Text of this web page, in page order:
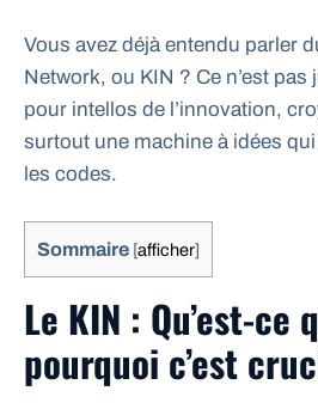
Vous avez déjà entendu parler
Network, ou KIN ? Ce n’est
pour intellos de l’innovation,
surtout une machine à idées
les codes.
Sommaire [afficher]
Le KIN : Qu’est-ce
pourquoi c’est